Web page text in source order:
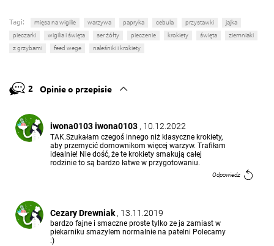
Tagi: mięsa na wigilie warzywa papryka cebula przystawki
jajka
pieczarki
wigilia i święta ser żółty pieczenie krokiety święta
ziemniaki
z grzybami
feed wege naleśniki i krokiety
2 Opinie o przepisie
iwona0103 iwona0103 , 10.12.2022
TAK.Szukałam czegoś innego niż klasyczne krokiety,
aby przemycić domownikom więcej warzyw. Trafiłam
idealnie! Nie dość, że te krokiety smakują całej
rodzinie to są bardzo łatwe w przygotowaniu.
Odpowiedz
Cezary Drewniak , 13.11.2019
bardzo fajne i smaczne proste tylko ze ja zamiast w
piekarniku smazylem normalnie na patelni Polecamy
:)